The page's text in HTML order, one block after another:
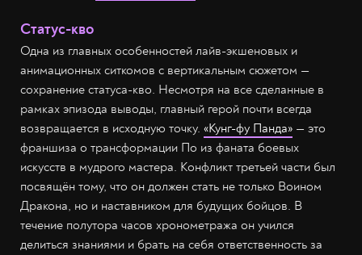
Статус-кво
Одна из главных особенностей лайв-экшеновых и
анимационных ситкомов с вертикальным сюжетом —
сохранение статуса-кво. Несмотря на все сделанные в
рамках эпизода выводы, главный герой почти всегда
возвращается в исходную точку. «Кунг-фу Панда» — это
франшиза о трансформации По из фаната боевых
искусств в мудрого мастера. Конфликт третьей части был
посвящён тому, что он должен стать не только Воином
Дракона, но и наставником для будущих бойцов. В
течение полутора часов хронометража он учился
делиться знаниями и брать на себя ответственность за